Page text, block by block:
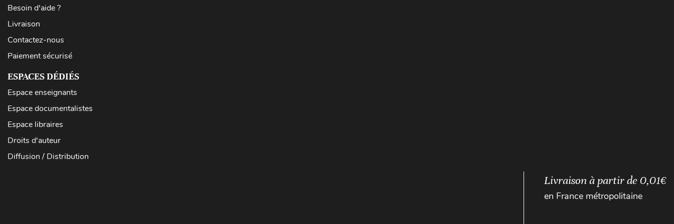
Besoin d'aide ?
Livraison
Contactez-nous
Paiement sécurisé
ESPACES DÉDIÉS
Espace enseignants
Espace documentalistes
Espace libraires
Droits d'auteur
Diffusion / Distribution
Livraison à partir de 0,01€
en France métropolitaine